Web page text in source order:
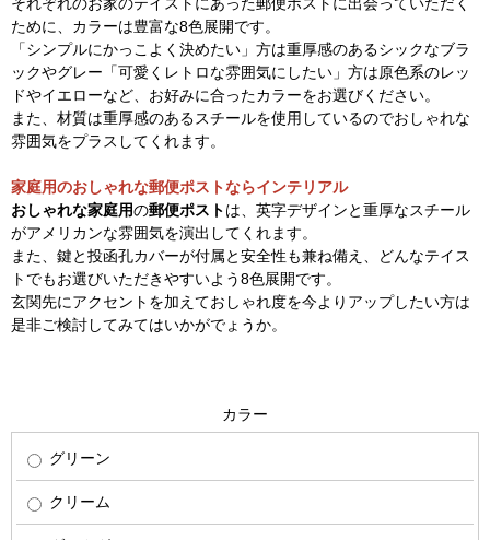
ために、カラーは豊富な8色展開です。
「シンプルにかっこよく決めたい」方は重厚感のあるシックなブラ
ックやグレー「可愛くレトロな雰囲気にしたい」方は原色系のレッ
ドやイエローなど、お好みに合ったカラーをお選びください。
また、材質は重厚感のあるスチールを使用しているのでおしゃれな
雰囲気をプラスしてくれます。
家庭用のおしゃれな郵便ポストならインテリアル
おしゃれな家庭用の郵便ポストは、英字デザインと重厚なスチール
がアメリカンな雰囲気を演出してくれます。
また、鍵と投函孔カバーが付属と安全性も兼ね備え、どんなテイス
トでもお選びいただきやすいよう8色展開です。
玄関先にアクセントを加えておしゃれ度を今よりアップしたい方は
是非ご検討してみてはいかがでょうか。
カラー
グリーン
クリーム